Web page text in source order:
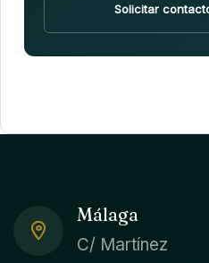
Solicitar
Málaga
C/ Martínez